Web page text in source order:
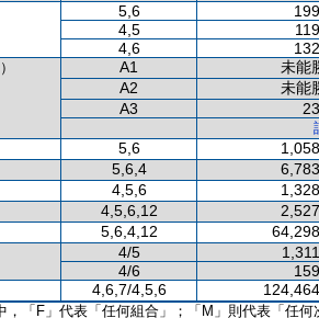
5,6
4,5
4,6
A1
未能
A2
未能
A3
5,6
5,6,4
4,5,6
4,5,6,12
5,6,4,12
4/5
4/6
4,6,7/4,5,6
，「F」代表「任何組合」；「M」則代表「任何